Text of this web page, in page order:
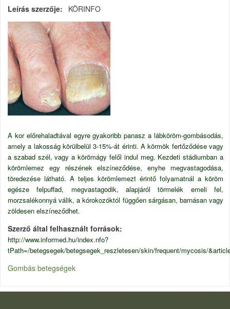
Leírás szerzője
KÖRINFO
A kor előrehaladtával egyre gyakoribb panasz a lábköröm-gombásodás,
amely a lakosság körülbelül 3-15%-át érinti. A körmök fertőződése vagy
a szabad szél, vagy a körömágy felől indul meg. Kezdeti stádiumban a
körömlemez egy részének elszíneződése, enyhe megvastagodása,
töredezése látható. A teljes körömlemezt érintő folyamatnál a köröm
egésze felpuffad, megvastagodik, alapjáról törmelék emeli fel,
morzsalékonnyá válik, a kórokozóktól függően sárgásan, barnásan vagy
zöldesen elszíneződhet.
Szerző által felhasznált források
http://www.informed.hu/index.nfo?
tPath=/betegsegek/betegsegek_reszletesen/skin/frequent/mycosis/
Gombás betegségek